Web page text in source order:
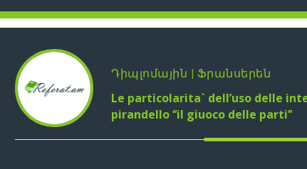
Դիպլոմային | Ֆրանսերեն
Le particolarita` dell’uso delle
pirandello ‘‘il giuoco delle parti’’